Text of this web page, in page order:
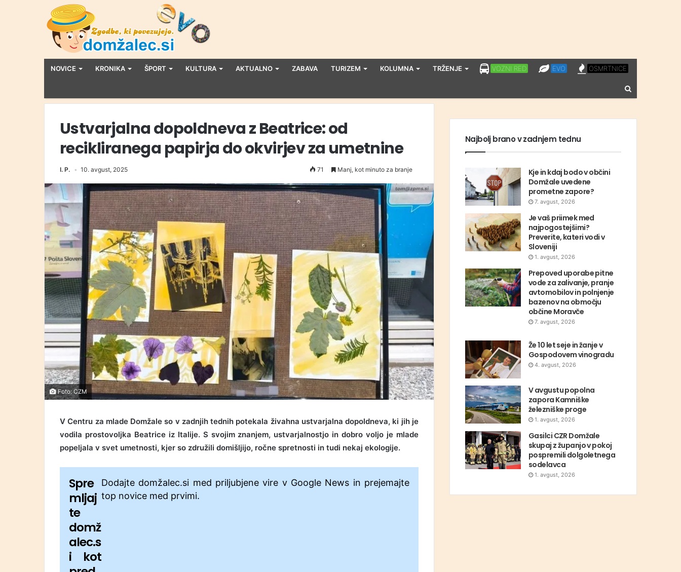
NOVICE KRONIKA ŠPORT KULTURA AKTUALNO ZABAVA TURIZEM KOLUMNA TRŽENJE LPP
VOZNI RED EVO
EVO OSMRTNICE
OSMRTNICE
Ustvarjalna dopoldneva z Beatrice: od
recikliranega papirja do okvirjev za umetnine
I. P. 10. avgust, 2025 71 Manj, kot minuto za branje
Foto: CZM
V Centru za mlade Domžale so v zadnjih tednih potekala živahna ustvarjalna dopoldneva, ki jih je
vodila prostovoljka Beatrice iz Italije. S svojim znanjem, ustvarjalnostjo in dobro voljo je mlade
popeljala v svet umetnosti, kjer so združili domišljijo, ročne spretnosti in tudi nekaj ekologije.
Spre
mljaj
te
domž
alec.s
i kot
Dodajte domžalec.si med priljubjene vire v Google News in prejemajte
top novice med prvimi.
Najbolj brano v zadnjem tednu
Kje in kdaj bodo v občini
Domžale uvedene
prometne zapore?
7. avgust, 2026
Je vaš priimek med
najpogostejšimi?
Preverite, kateri vodi v
Sloveniji
1. avgust, 2026
Prepoved uporabe pitne
vode za zalivanje, pranje
avtomobilov in polnjenje
bazenov na območju
občine Moravče
7. avgust, 2026
Že 10 let seje in žanje v
Gospodovem vinogradu
4. avgust, 2026
V avgustu popolna
zapora Kamniške
železniške proge
1. avgust, 2026
Gasilci CZR Domžale
skupaj z županjo v pokoj
pospremili dolgoletnega
sodelavca
1. avgust, 2026